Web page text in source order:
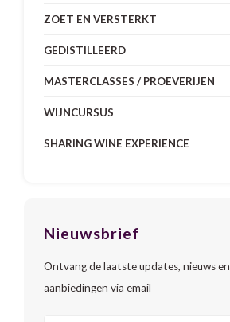
ZOET EN VERSTERKT
GEDISTILLEERD
MASTERCLASSES / PROEVERIJEN
WIJNCURSUS
SHARING WINE EXPERIENCE
Nieuwsbrief
Ontvang de laatste updates, nieuws en
aanbiedingen via email